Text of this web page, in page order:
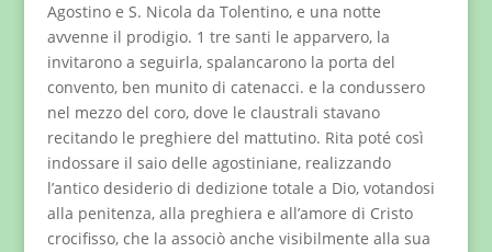
Agostino e S. Nicola da Tolentino, e una notte
avvenne il prodigio. 1 tre santi le apparvero, la
invitarono a seguirla, spalancarono la porta del
convento, ben munito di catenacci. e la condussero
nel mezzo del coro, dove le claustrali stavano
recitando le preghiere del mattutino. Rita poté così
indossare il saio delle agostiniane, realizzando
l’antico desiderio di dedizione totale a Dio, votandosi
alla penitenza, alla preghiera e all’amore di Cristo
crocifisso, che la associò anche visibilmente alla sua